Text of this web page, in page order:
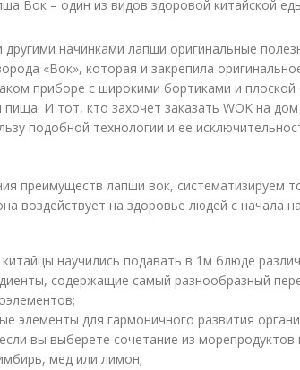
начинками лапши оригинальные
«Вок», которая и закрепила
приборе с широкими бортиками и плоской
пища. И тот, кто захочет заказать WOK на
подобной технологии и ее
преимуществ лапши вок, систематизируем
воздействует на здоровье людей с начала
научились подавать в 1м блюде
содержащие самый разнообразный
элементы для гармоничного развития
вы выберете сочетание из морепродуктов
мед или лимон;